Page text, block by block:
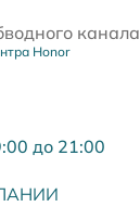
Honor
до 21:00